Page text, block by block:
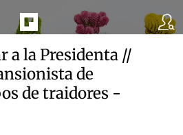
a la Presidenta //
de
de traidores -